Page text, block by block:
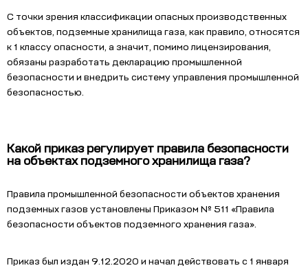
С точки зрения классификации опасных производственных
объектов, подземные хранилища газа, как правило, относятся
к 1 классу опасности, а значит, помимо лицензирования,
обязаны разработать декларацию промышленной
безопасности и внедрить систему управления промышленной
безопасностью.
Какой приказ регулирует правила безопасности
на объектах подземного хранилища газа?
Правила промышленной безопасности объектов хранения
подземных газов установлены Приказом № 511 «Правила
безопасности объектов подземного хранения газа».
Приказ был издан 9.12.2020 и начал действовать с 1 января